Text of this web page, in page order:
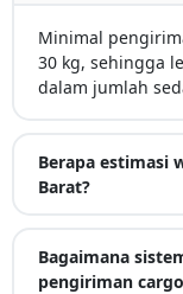
Minimal
30 kg, sehingga
dalam jumlah
Berapa estimasi
Barat?
Bagaimana
pengiriman